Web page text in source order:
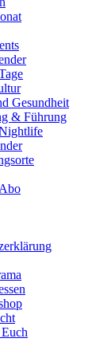
Gesundheit
& Führung